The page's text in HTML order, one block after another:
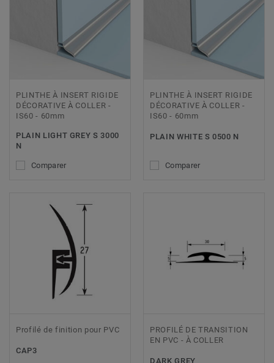
PLINTHE À INSERT RIGIDE
DÉCORATIVE À COLLER -
IS60 - 60mm
PLAIN LIGHT GREY S 3000
N
Comparer
PLINTHE À INSERT RIGIDE
DÉCORATIVE À COLLER -
IS60 - 60mm
PLAIN WHITE S 0500 N
Comparer
Profilé de finition pour PVC
CAP3
PROFILÉ DE TRANSITION
EN PVC - À COLLER
DARK GREY